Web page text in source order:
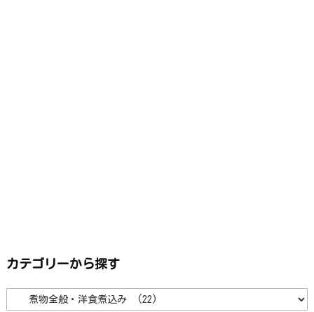
カテゴリーから探す